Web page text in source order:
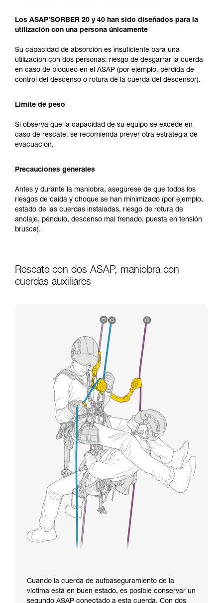
Los ASAP’SORBER 20 y 40 han sido diseñados para la
utilización con una persona únicamente
Su capacidad de absorción es insuficiente para una
utilización con dos personas: riesgo de desgarrar la cuerda
en caso de bloqueo en el ASAP (por ejemplo, pérdida de
control del descenso o rotura de la cuerda del descensor).
Límite de peso
Si observa que la capacidad de su equipo se excede en
caso de rescate, se recomienda prever otra estrategia de
evacuación.
Precauciones generales
Antes y durante la maniobra, asegúrese de que todos los
riesgos de caída y choque se han minimizado (por ejemplo,
estado de las cuerdas instaladas, riesgo de rotura de
anclaje, péndulo, descenso mal frenado, puesta en tensión
brusca).
Rescate con dos ASAP, maniobra con
cuerdas auxiliares
Cuando la cuerda de autoaseguramiento de la
víctima está en buen estado, es posible conservar un